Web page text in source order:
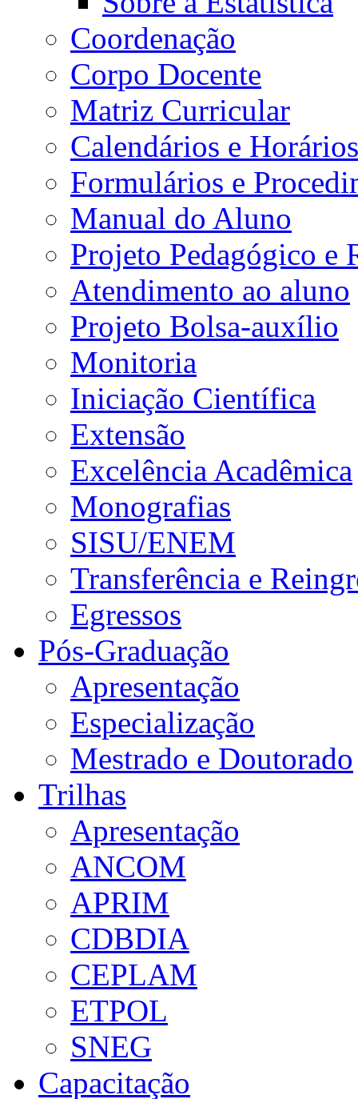
Coordenação
Corpo Docente
Matriz Curricular
Calendários e Horários
Formulários e
Manual do Aluno
Projeto Pedagógico e
Atendimento ao aluno
Projeto Bolsa-auxílio
Monitoria
Iniciação Científica
Extensão
Excelência Acadêmica
Monografias
SISU/ENEM
Transferência e
Egressos
Pós-Graduação
Apresentação
Especialização
Mestrado e Doutorado
Trilhas
Apresentação
ANCOM
APRIM
CDBDIA
CEPLAM
ETPOL
SNEG
Capacitação